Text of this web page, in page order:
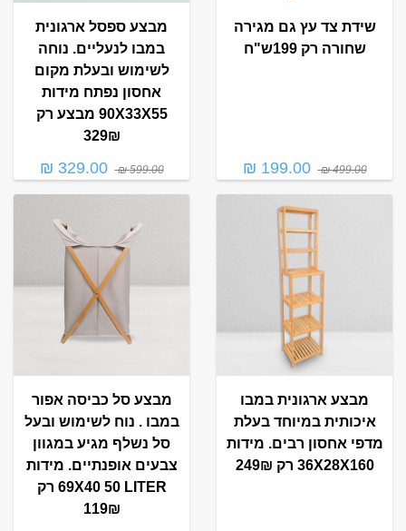
שידת צד עץ גם מגירה
שחורה רק 199ש"ח
499.00 ₪
199.00 ₪
מבצע ספסל ארגונית
במבו לנעליים. נוחה
לשימוש ובעלת מקום
אחסון נפתח מידות
90X33X55 מבצע רק
329₪
599.00 ₪
329.00 ₪
מבצע ארגונית במבו
איכותית במיוחד בעלת
מדפי אחסון רבים. מידות
36X28X160 רק 249₪
מבצע סל כביסה אפור
במבו . נוח לשימוש ובעל
סל נשלף מגיע במגוון
צבעים אופנתיים. מידות
69X40 50 LITER רק
119₪